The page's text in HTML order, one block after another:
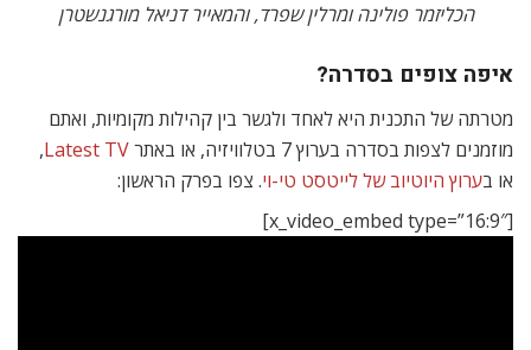
הכליזמר פולינה ומרלין שפרד, והמאייר דניאל מורגנשטרן
איפה צופים בסדרה?
מטרתה של התכנית היא לאחד ולגשר בין קהילות מקומיות, ואתם
מוזמנים לצפות בסדרה בערוץ 7 בטלוויזיה, או באתר
Latest TV
,
או בערוץ היוטיוב של לייטסט טי-וי. צפו בפרק הראשון:
[x_video_embed type=”16:9″]